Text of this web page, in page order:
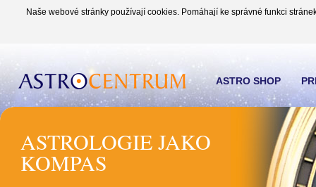
Naše webové stránky používají cookies. Pomáhají ke správné funkci
ASTROLOGIE JAKO
KOMPAS
ASTRO SHOP